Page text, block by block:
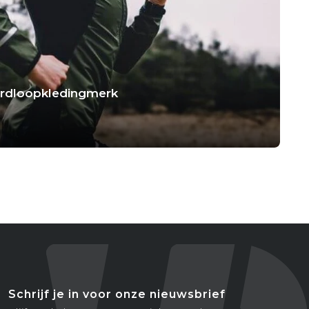
Schrijf je in voor onze nieuwsbrief